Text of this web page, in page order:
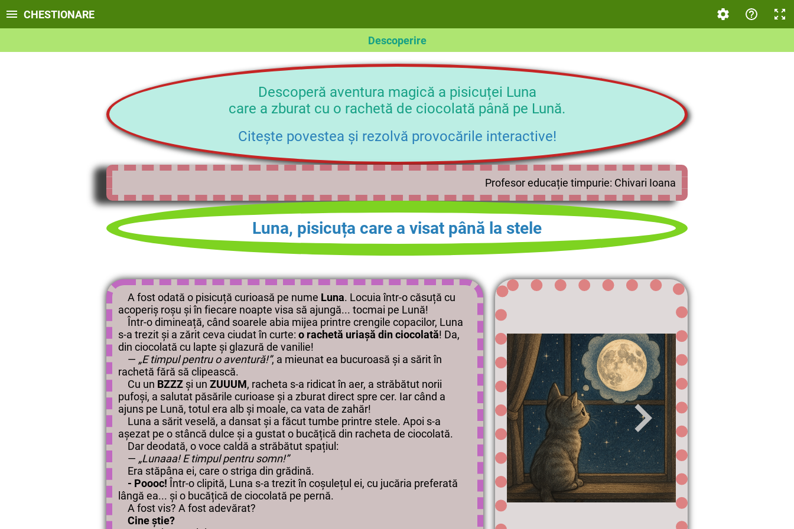
CHESTIONARE
Descoperire
Descoperă aventura magică a pisicuței Luna
care a zburat cu o rachetă de ciocolată până pe Lună.
Citește povestea și rezolvă provocările interactive!
Profesor educație timpurie: Chivari Ioana
Luna, pisicuța care a visat până la stele
A fost odată o pisicuță curioasă pe nume Luna. Locuia într-o căsuță cu
acoperiș roșu și în fiecare noapte visa să ajungă... tocmai pe Lună!
Într-o dimineață, când soarele abia mijea printre crengile copacilor, Luna
s-a trezit și a zărit ceva ciudat în curte: o rachetă uriașă din ciocolată! Da,
din ciocolată cu lapte și glazură de vanilie!
— „E timpul pentru o aventură!”, a mieunat ea bucuroasă și a sărit în
rachetă fără să clipească.
Cu un BZZZ și un ZUUUM, racheta s-a ridicat în aer, a străbătut norii
pufoși, a salutat păsările curioase și a zburat direct spre cer. Iar când a
ajuns pe Lună, totul era alb și moale, ca vata de zahăr!
Luna a sărit veselă, a dansat și a făcut tumbe printre stele. Apoi s-a
așezat pe o stâncă dulce și a gustat o bucățică din racheta de ciocolată.
Dar deodată, o voce caldă a străbătut spațiul:
— „Lunaaa! E timpul pentru somn!”
Era stăpâna ei, care o striga din grădină.
- Poooc! Într-o clipită, Luna s-a trezit în coșulețul ei, cu jucăria preferată
lângă ea... și o bucățică de ciocolată pe pernă.
A fost vis? A fost adevărat?
Cine știe?